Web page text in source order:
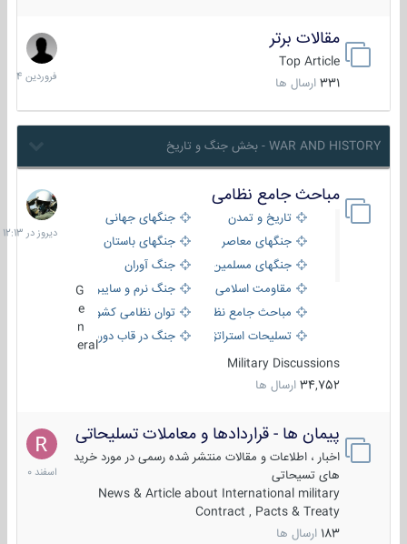
مقالات برتر
Top Article
331 ارسال ها
29
فروردین
1404
WAR AND HISTORY - بخش جنگ و تاریخ
مباحث جامع نظامی
تاریخ و تمدن
جنگهای جهانی
جنگهای معاصر
جنگهای باستان
جنگهای مسلمین
جنگ آوران
مقاومت اسلامی
جنگ نرم و سایبری
مباحث جامع نظامی
توان نظامی کشورها
تسلیحات استراتژیک
جنگ در قاب دوربین
eral
Military Discussions
34,752 ارسال ها
دیروز
در
12:13
پیمان ها - قراردادها و معاملات تسلیحاتی
اخبار ، اطلاعات و مقالات منتشر شده رسمی در مورد خرید
های تسیحاتی
News & Article about International military
Contract , Pacts & Treaty
183 ارسال ها
7
اسفند
1400